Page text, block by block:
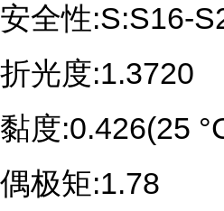
安全性:S:S16-
折光度:1.3720
黏度:0.426(25
偶极矩:1.78